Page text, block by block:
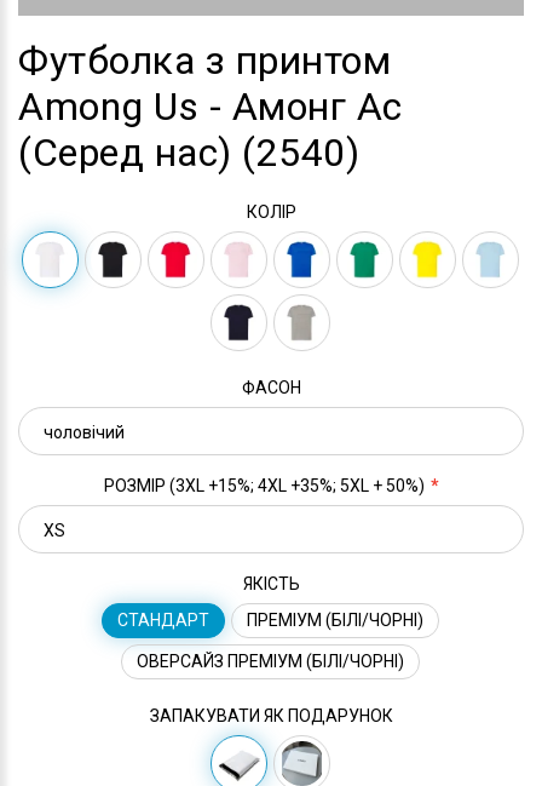
Футболка з принтом
Among Us - Амонг Ас
(Серед нас) (2540)
КОЛІР
ФАСОН
РОЗМІР (3XL +15%; 4XL +35%; 5XL + 50%)
ЯКІСТЬ
СТАНДАРТ
ПРЕМІУМ (БІЛІ/ЧОРНІ)
ОВЕРСАЙЗ ПРЕМІУМ (БІЛІ/ЧОРНІ)
ЗАПАКУВАТИ ЯК ПОДАРУНОК